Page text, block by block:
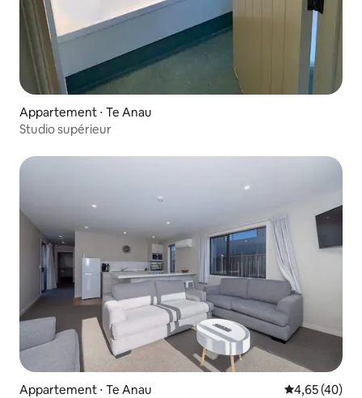
Appartement ⋅ Te Anau
Studio supérieur
Appartement ⋅ Te Anau Évaluation
4,65 (40)